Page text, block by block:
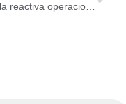
Venezuela reactiva operaciones de transporte aéreo comercial con Colombia